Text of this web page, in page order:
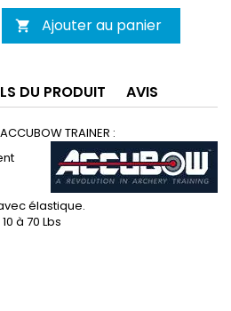
 Ajouter au panier
DU PRODUIT AVIS
TRAINER :
élastique.
à 70 Lbs